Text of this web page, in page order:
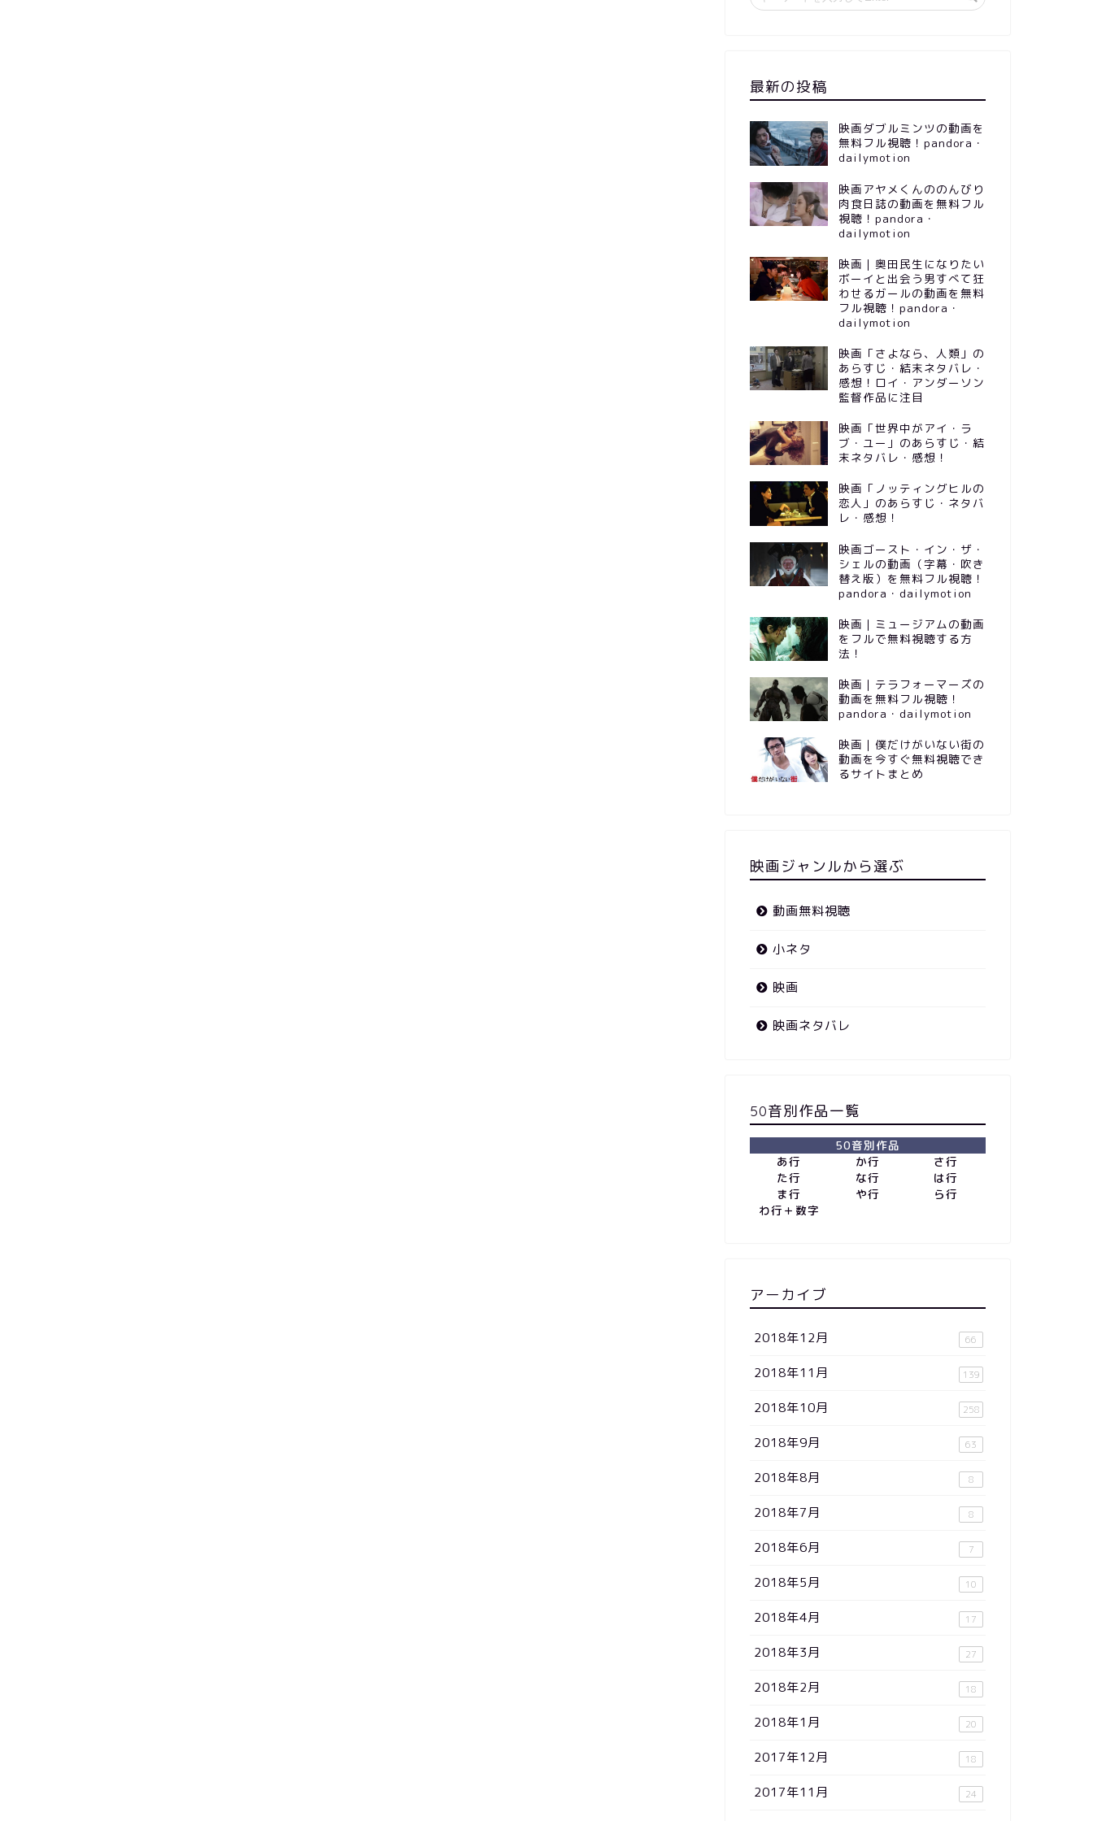
最新の投稿
映画ダブルミンツの動画を
無料フル視聴！pandora・
dailymotion
映画アヤメくんののんびり
肉食日誌の動画を無料フル
視聴！pandora・
dailymotion
映画｜奥田民生になりたい
ボーイと出会う男すべて狂
わせるガールの動画を無料
フル視聴！pandora・
dailymotion
映画「さよなら、人類」の
あらすじ・結末ネタバレ・
感想！ロイ・アンダーソン
監督作品に注目
映画「世界中がアイ・ラ
ブ・ユー」のあらすじ・結
末ネタバレ・感想！
映画「ノッティングヒルの
恋人」のあらすじ・ネタバ
レ・感想！
映画ゴースト・イン・ザ・
シェルの動画（字幕・吹き
替え版）を無料フル視聴！
pandora・dailymotion
映画｜ミュージアムの動画
をフルで無料視聴する方
法！
映画｜テラフォーマーズの
動画を無料フル視聴！
pandora・dailymotion
映画｜僕だけがいない街の
動画を今すぐ無料視聴でき
るサイトまとめ
映画ジャンルから選ぶ
動画無料視聴
小ネタ
映画
映画ネタバレ
50音別作品一覧
50音別作品
あ行
か行
さ行
た行
な行
は行
ま行
や行
ら行
わ行＋数字
アーカイブ
2018年12月 66
2018年11月 139
2018年10月 258
2018年9月 63
2018年8月 8
2018年7月 8
2018年6月 7
2018年5月 10
2018年4月 17
2018年3月 27
2018年2月 18
2018年1月 20
2017年12月 18
2017年11月 24